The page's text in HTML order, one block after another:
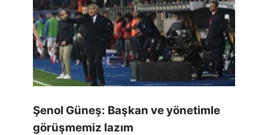
Şenol Güneş: Başkan ve yönetimle
görüşmemiz lazım